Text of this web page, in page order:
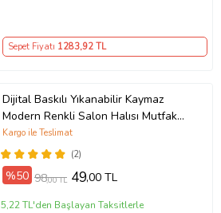
Sepet Fiyatı 1283,92 TL
Dijital Baskılı Yıkanabilir Kaymaz
Modern Renkli Salon Halısı Mutfak
Halısı Yolluk ND-HY-963 (Siyah)
(2)
Kargo ile Teslimat
%50 98,00 TL 49,00 TL
5,22 TL'den Başlayan Taksitlerle